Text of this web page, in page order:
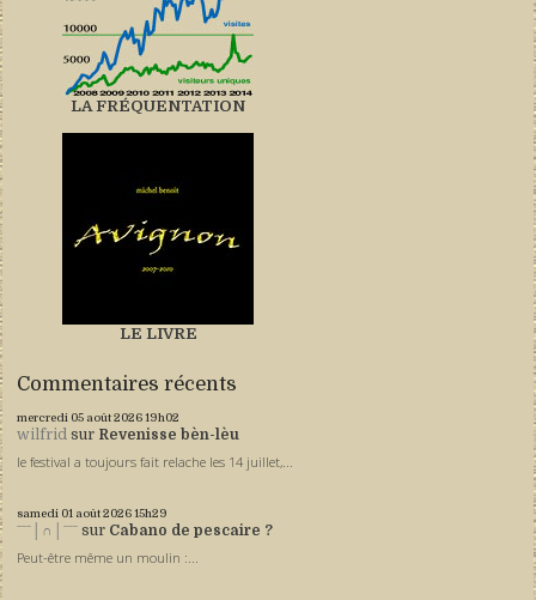
LA FRÉQUENTATION
LE LIVRE
Commentaires récents
mercredi 05 août 202619h02
wilfrid sur Revenisse bèn-lèu
le festival a toujours fait relache les 14 juillet,...
samedi 01 août 202615h29
ˉˉˉ│∩│ˉˉˉ sur Cabano de pescaire ?
Peut-être même un moulin :...